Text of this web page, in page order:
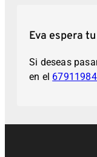
Eva espera
Si deseas
en el